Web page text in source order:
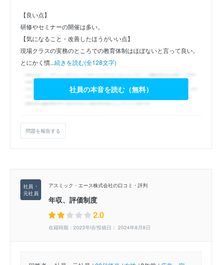
【良い点】
研修やセミナーの開催は多い。
【気になること・改善したほうがいい点】
現場クラスの実務のところでの教育体制はほぼないと言って良い。
とにかく慣...続きを読む(全128文字)
社員の本音を読む（無料）
問題を報告する
アスミック・エース株式会社の口コミ・評判
年収、評価制度
2.0
在籍時期：2023年頃/投稿日： 2024年8月8日